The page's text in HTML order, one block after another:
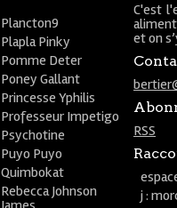
C'est
et on
RSS
j :
Plancton9
Plapla Pinky
Pomme Deter
Poney Gallant
Princesse Yphilis
Professeur Impetigo
Psychotine
Puyo Puyo
Quimbokat
Rebecca Johnson